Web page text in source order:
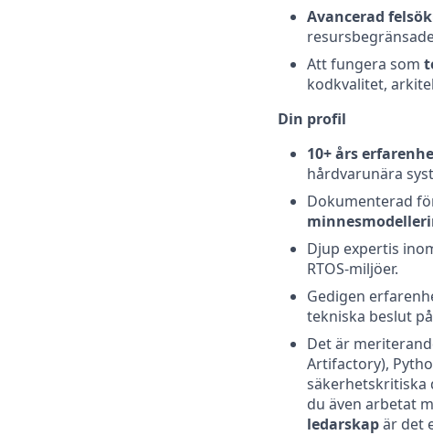
Avancerad
Att fungera som
kodkvalitet,
Din profil
10+ års
hårdvarunära
Dokumenterad
Djup expertis
RTOS‑miljöer.
Gedigen
tekniska beslut
Det är
Artifactory),
säkerhetskritiska
du även arbetat
ledarskapär det